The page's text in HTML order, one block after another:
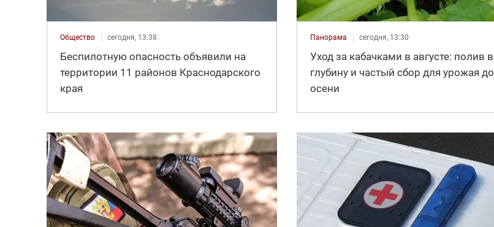
Общество сегодня, 13:38
Беспилотную опасность объявили на
территории 11 районов Краснодарского
края
Панорама сегодня, 13:30
Уход за кабачками в августе: полив в
глубину и частый сбор для урожая до
осени